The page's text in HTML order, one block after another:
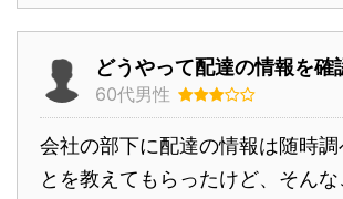
どうやって配達の情報を確
60代男性
会社の部下に配達の情報は随時調
とを教えてもらったけど、そん